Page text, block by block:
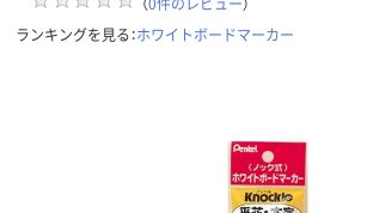
ランキングを見る：ホワイトボードマーカー